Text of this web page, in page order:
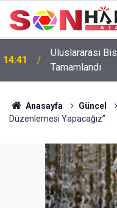
14:41
Uluslararası
Tamamlandı
Anasayfa Güncel
Düzenlemesi Yapacağız”